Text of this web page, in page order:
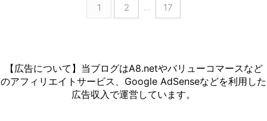
1 2 … 17
【広告について】当ブログはA8.netやバリューコマースなど
のアフィリエイトサービス、Google AdSenseなどを利用した
広告収入で運営しています。